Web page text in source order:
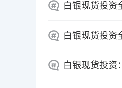
白银现货投资
白银现货投资
白银现货投资